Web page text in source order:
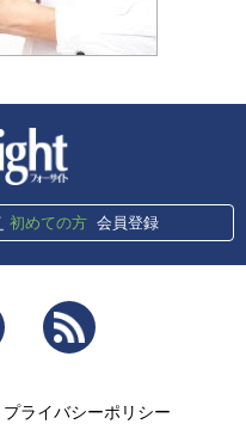
初めての方 会員登録
Twitter
プライバシーポリシー